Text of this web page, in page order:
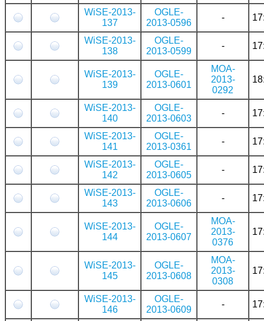
WiSE-2013-
137
OGLE-
2013-0596
-
WiSE-2013-
138
OGLE-
2013-0599
-
WiSE-2013-
139
OGLE-
2013-0601
MOA-
2013-
0292
WiSE-2013-
140
OGLE-
2013-0603
-
WiSE-2013-
141
OGLE-
2013-0361
-
WiSE-2013-
142
OGLE-
2013-0605
-
WiSE-2013-
143
OGLE-
2013-0606
-
WiSE-2013-
144
OGLE-
2013-0607
MOA-
2013-
0376
WiSE-2013-
145
OGLE-
2013-0608
MOA-
2013-
0308
WiSE-2013-
146
OGLE-
2013-0609
-